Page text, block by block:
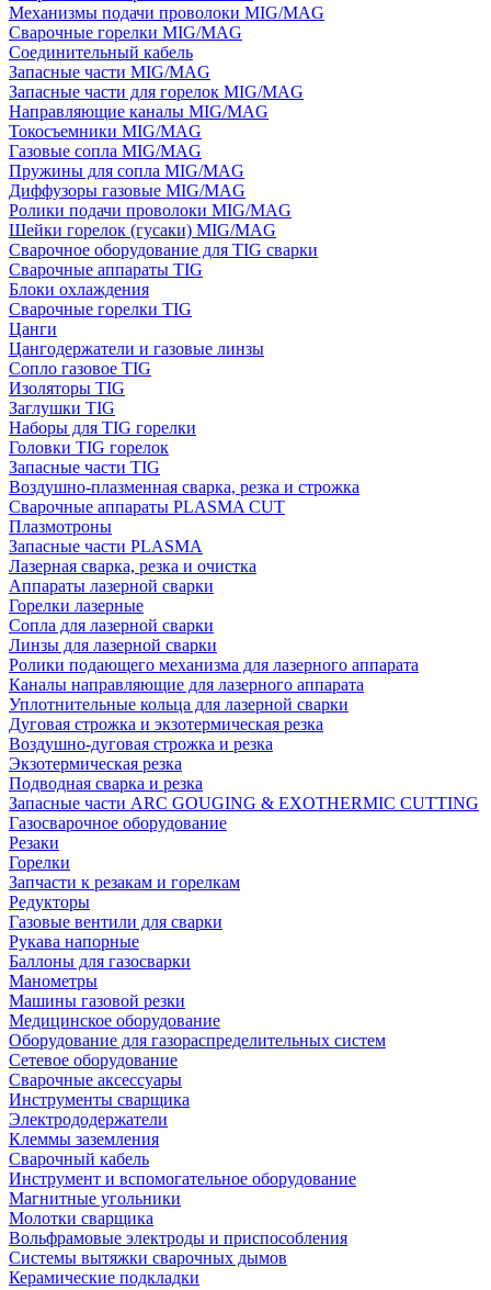
Механизмы подачи проволоки MIG/MAG
Сварочные горелки MIG/MAG
Соединительный кабель
Запасные части MIG/MAG
Запасные части для горелок MIG/MAG
Направляющие каналы MIG/MAG
Токосъемники MIG/MAG
Газовые сопла MIG/MAG
Пружины для сопла MIG/MAG
Диффузоры газовые MIG/MAG
Ролики подачи проволоки MIG/MAG
Шейки горелок (гусаки) MIG/MAG
Сварочное оборудование для TIG сварки
Сварочные аппараты TIG
Блоки охлаждения
Сварочные горелки TIG
Цанги
Цангодержатели и газовые линзы
Сопло газовое TIG
Изоляторы TIG
Заглушки TIG
Наборы для TIG горелки
Головки TIG горелок
Запасные части TIG
Воздушно-плазменная сварка, резка и строжка
Сварочные аппараты PLASMA CUT
Плазмотроны
Запасные части PLASMA
Лазерная сварка, резка и очистка
Аппараты лазерной сварки
Горелки лазерные
Сопла для лазерной сварки
Линзы для лазерной сварки
Ролики подающего механизма для лазерного аппарата
Каналы направляющие для лазерного аппарата
Уплотнительные кольца для лазерной сварки
Дуговая строжка и экзотермическая резка
Воздушно-дуговая строжка и резка
Экзотермическая резка
Подводная сварка и резка
Запасные части ARC GOUGING & EXOTHERMIC CUTTING
Газосварочное оборудование
Резаки
Горелки
Запчасти к резакам и горелкам
Редукторы
Газовые вентили для сварки
Рукава напорные
Баллоны для газосварки
Манометры
Машины газовой резки
Медицинское оборудование
Оборудование для газораспределительных систем
Сетевое оборудование
Сварочные аксессуары
Инструменты сварщика
Электрододержатели
Клеммы заземления
Сварочный кабель
Инструмент и вспомогательное оборудование
Магнитные угольники
Молотки сварщика
Вольфрамовые электроды и приспособления
Системы вытяжки сварочных дымов
Керамические подкладки